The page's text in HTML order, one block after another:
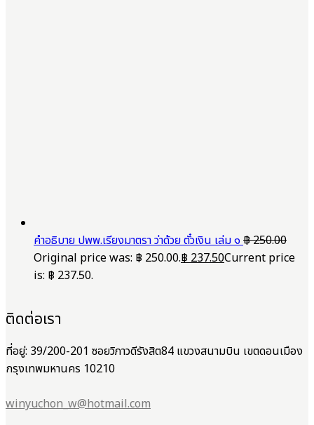
คำอธิบาย ปพพ.เรียงมาตรา ว่าด้วย ตั๋วเงิน เล่ม ๑฿250.00
Original price was: ฿ 250.00.฿237.50Current price
is: ฿ 237.50.
ติดต่อเรา
ที่อยู่: 39/200-201 ซอยวิภาวดีรังสิต84 แขวงสนามบิน เขตดอนเมือง
กรุงเทพมหานคร 10210
winyuchon_w@hotmail.com